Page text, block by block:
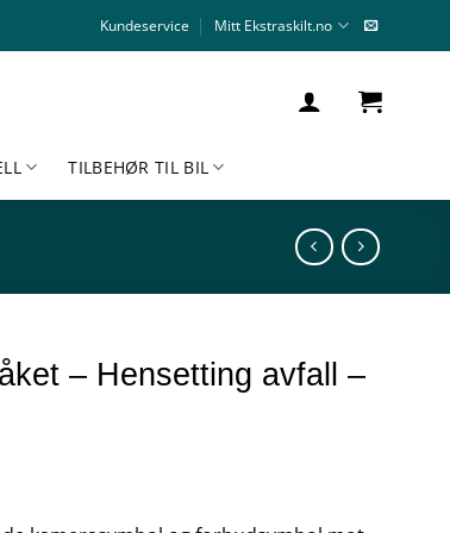
Kundeservice Mitt Ekstraskilt.no
TILBEHØR TIL BIL
– Hensetting avfall –